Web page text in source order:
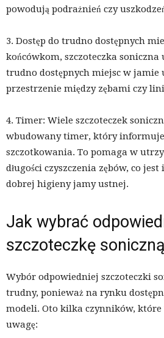
powodują podrażnień czy
3. Dostęp do trudno dostępnych
końcówkom, szczoteczka
trudno dostępnych miejsc w jamie
przestrzenie między zębami czy
4. Timer: Wiele szczoteczek
wbudowany timer, który
szczotkowania. To pomaga w
długości czyszczenia zębów, co
dobrej higieny jamy ustnej.
Jak wybrać
szczoteczkę
Wybór odpowiedniej szczoteczki
trudny, ponieważ na rynku
modeli. Oto kilka czynników, które
uwagę: